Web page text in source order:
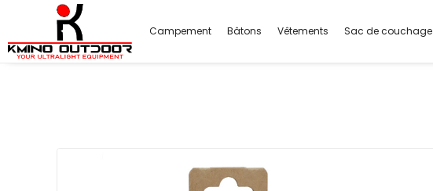
Campement Sac de couchage
Bâtons Vêtements